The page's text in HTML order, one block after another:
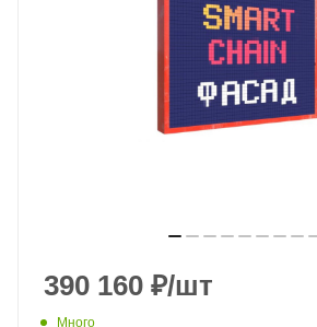
390 160 ₽/шт
Много